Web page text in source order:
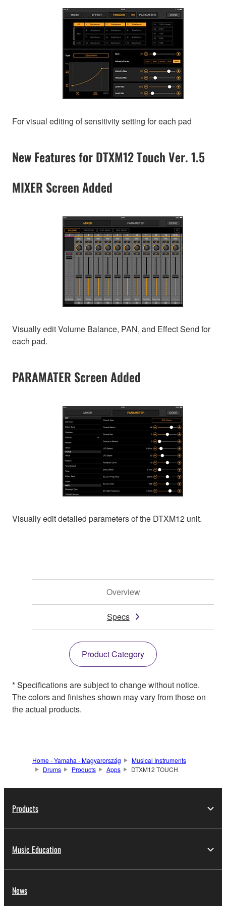
For visual editing of sensitivity setting for each pad
New Features for DTXM12 Touch Ver. 1.5
MIXER Screen Added
Visually edit Volume Balance, PAN, and Effect Send for
each pad.
PARAMATER Screen Added
Visually edit detailed parameters of the DTXM12 unit.
Overview
Specs
Product Category
* Specifications are subject to change without notice.
The colors and finishes shown may vary from those on
the actual products.
Home - Yamaha - Magyarország
Musical Instruments
Drums
Products Apps DTXM12 TOUCH
Products
Music Education
News